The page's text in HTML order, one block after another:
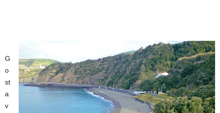
G
o
st
a
v